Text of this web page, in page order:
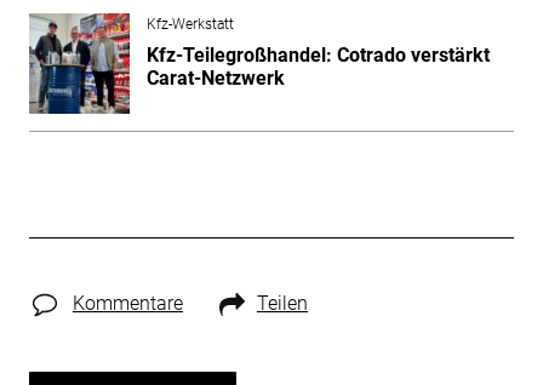
Kfz-Werkstatt
Kfz-Teilegroßhandel: Cotrado verstärkt
Carat-Netzwerk
Kommentare Teilen